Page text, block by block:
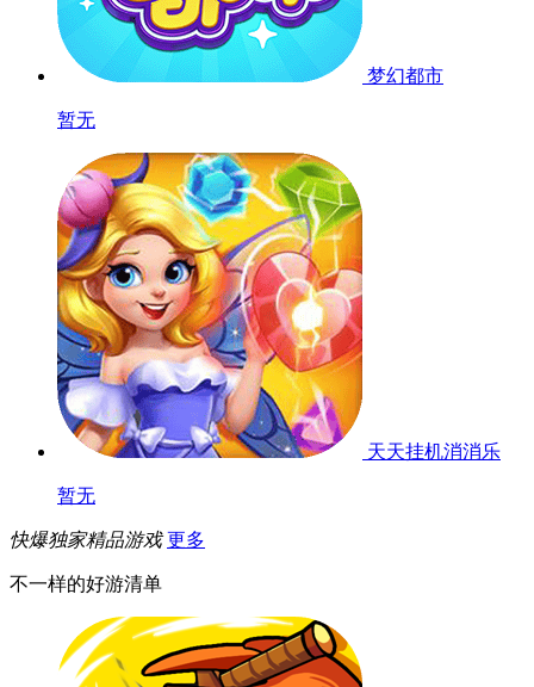
梦幻都市
暂无
天天挂机消消乐
暂无
快爆独家精品游戏 更多
不一样的好游清单